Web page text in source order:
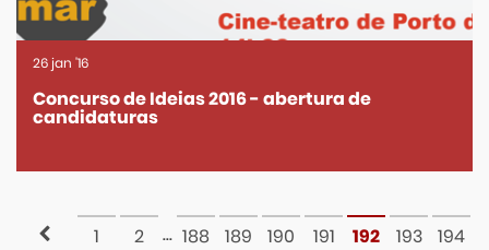
Concurso de Ideias 2016 - abertura de
candidaturas
26jan '16
1 2 ... 188 189 190 191 192 193
194